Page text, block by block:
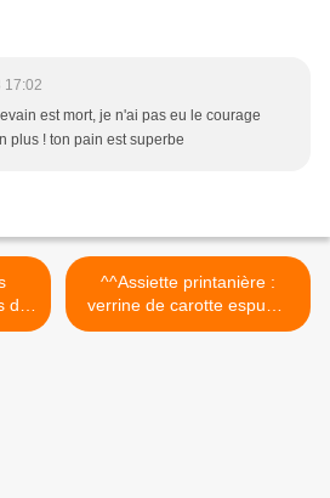
17:02
est mort, je n'ai pas eu le courage
plus ! ton pain est superbe
^^Assiette printanière :
verrine de carotte espuma
au chèvre, nem crevettes et